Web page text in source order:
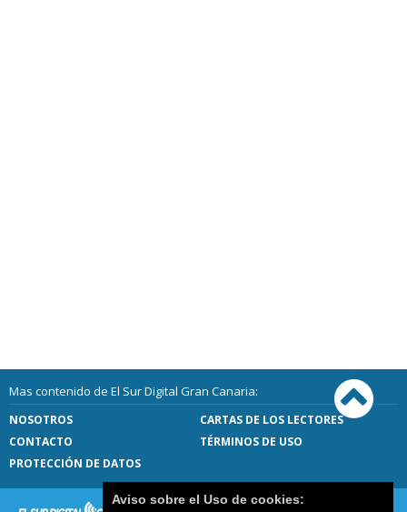
Mas contenido de El Sur Digital Gran Canaria:
NOSOTROS
CARTAS DE LOS LECTORES
CONTACTO
TÉRMINOS DE USO
PROTECCIÓN DE DATOS
Aviso sobre el Uso de cookies: